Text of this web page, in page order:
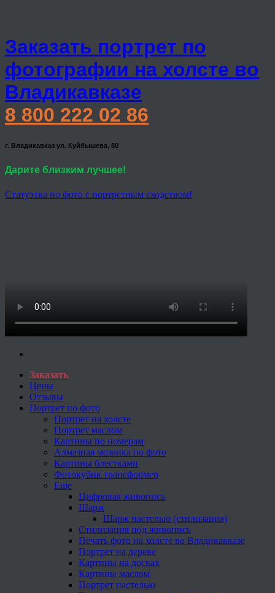
Заказать портрет по
фотографии на холсте во
Владикавказе
8 800 222 02 86
г. Владикавказ ул. Куйбышева, 80
Дарите близким лучшее!
Статуэтка по фото с портретным сходством!
Заказать
Цены
Отзывы
Портрет по фото
Портрет на холсте
Портрет маслом
Картины по номерам
Алмазная мозаика по фото
Картины блестками
Фотокубик трансформер
Еще
Цифровая живопись
Шарж
Шарж пастелью (стилизация)
Стилизация под живопись
Печать фото на холсте во Владикавказе
Портрет на дереве
Картины на досках
Картины маслом
Портрет пастелью